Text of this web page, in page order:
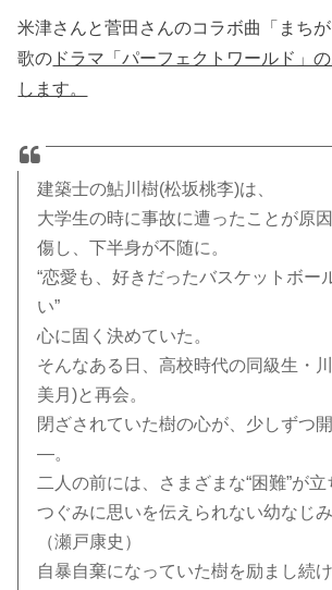
米津さんと菅田さんのコラボ曲「まち
歌の ドラマ「パーフェクトワールド」
します。
建築士の鮎川樹(松坂桃李)は、
大学生の時に事故に遭ったことが原
傷し、下半身が不随に。
“恋愛も、好きだったバスケットボー
い”
心に固く決めていた。
そんなある日、高校時代の同級生・
美月)と再会。
閉ざされていた樹の心が、少しずつ
―。
二人の前には、さまざまな“困難”が立
つぐみに思いを伝えられない幼なじ
（瀬戸康史）
自暴自棄になっていた樹を励まし続け